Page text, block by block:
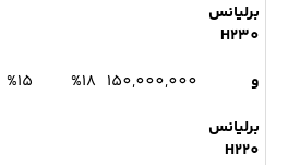
برلیانس
H230
و
برلیانس
H220
150,000,000
%18
%15